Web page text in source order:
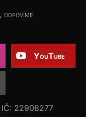
YouTube
IČ: 22908277